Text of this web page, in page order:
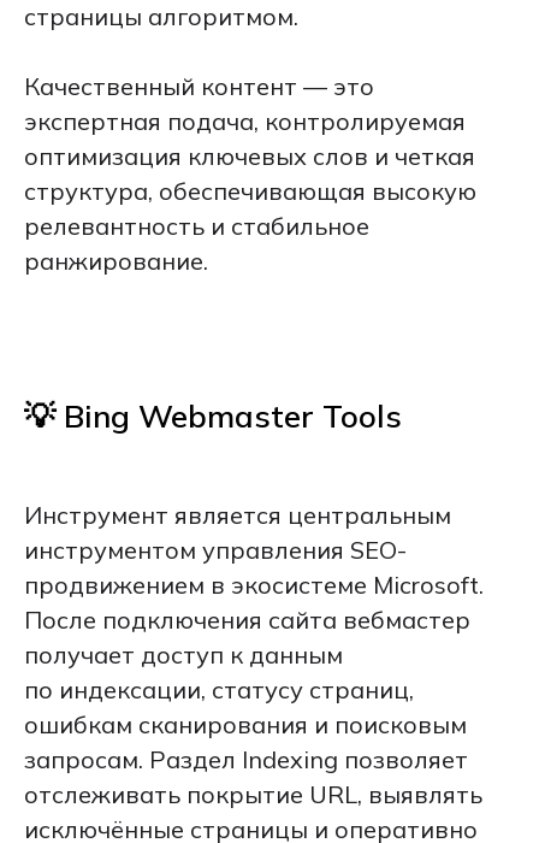
страницы алгоритмом.
Качественный контент — это
экспертная подача, контролируемая
оптимизация ключевых слов и четкая
структура, обеспечивающая высокую
релевантность и стабильное
ранжирование.
💡 Bing Webmaster Tools
Инструмент является центральным
инструментом управления SEO-
продвижением в экосистеме Microsoft.
После подключения сайта вебмастер
получает доступ к данным
по индексации, статусу страниц,
ошибкам сканирования и поисковым
запросам. Раздел Indexing позволяет
отслеживать покрытие URL, выявлять
исключённые страницы и оперативно